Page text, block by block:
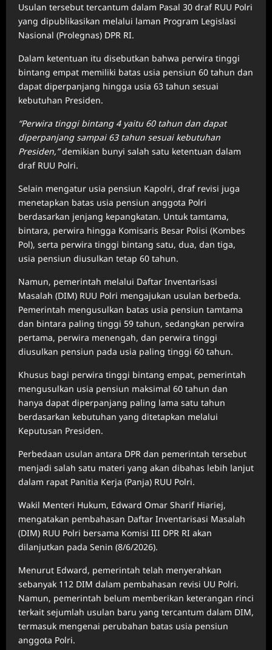
Usulan tersebut tercantum dalam Pasal 30 draf RUU Polri
yang dipublikasikan melalui laman Program Legislasi
Nasional (Prolegnas) DPR RI.
Dalam ketentuan itu disebutkan bahwa perwira tinggi
bintang empat memiliki batas usia pensiun 60 tahun dan
dapat diperpanjang hingga usia 63 tahun sesuai
kebutuhan Presiden.
“Perwira tinggi bintang 4 yaitu 60 tahun dan dapat
diperpanjang sampai 63 tahun sesuai kebutuhan
Presiden,”demikian bunyi salah satu ketentuan dalam
draf RUU Polri.
Selain mengatur usia pensiun Kapolri, draf revisi juga
menetapkan batas usia pensiun anggota Polri
berdasarkan jenjang kepangkatan. Untuk tamtama,
bintara, perwira hingga Komisaris Besar Polisi (Kombes
Pol), serta perwira tinggi bintang satu, dua, dan tiga,
usia pensiun diusulkan tetap 60 tahun.
Namun, pemerintah melalui Daftar Inventarisasi
Masalah (DIM) RUU Polri mengajukan usulan berbeda.
Pemerintah mengusulkan batas usia pensiun tamtama
dan bintara paling tinggi 59 tahun, sedangkan perwira
pertama, perwira menengah, dan perwira tinggi
diusulkan pensiun pada usia paling tinggi 60 tahun.
Khusus bagi perwira tinggi bintang empat, pemerintah
mengusulkan usia pensiun maksimal 60 tahun dan
hanya dapat diperpanjang paling lama satu tahun
berdasarkan kebutuhan yang ditetapkan melalui
Keputusan Presiden.
Perbedaan usulan antara DPR dan pemerintah tersebut
menjadi salah satu materi yang akan dibahas lebih lanjut
dalam rapat Panitia Kerja (Panja) RUU Polri.
Wakil Menteri Hukum, Edward Omar Sharif Hiariej,
mengatakan pembahasan Daftar Inventarisasi Masalah
(DIM) RUU Polri bersama Komisi III DPR RI akan
dilanjutkan pada Senin (8/6/2026).
Menurut Edward, pemerintah telah menyerahkan
sebanyak 112 DIM dalam pembahasan revisi UU Polri.
Namun, pemerintah belum memberikan keterangan rinci
terkait sejumlah usulan baru yang tercantum dalam DIM,
termasuk mengenai perubahan batas usia pensiun
anggota Polri.